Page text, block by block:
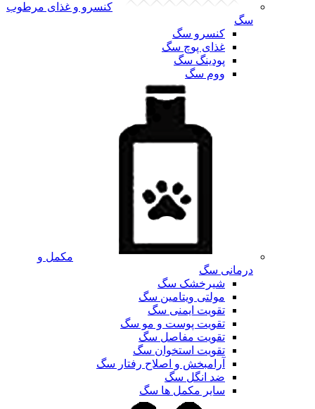
کنسرو و غذای مرطوب
سگ
کنسرو سگ
غذای پوچ سگ
پودینگ سگ
ووم سگ
مکمل و
درمانی سگ
شیرخشک سگ
مولتی ویتامین سگ
تقویت ایمنی سگ
تقویت پوست و مو سگ
تقویت مفاصل سگ
تقویت استخوان سگ
آرامبخش و اصلاح رفتار سگ
ضد انگل سگ
سایر مکمل ها سگ